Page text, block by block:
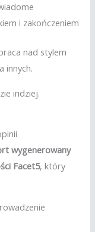
i zakończeniem
nad stylem
innych.
indziej.
wygenerowany
Facet5, który